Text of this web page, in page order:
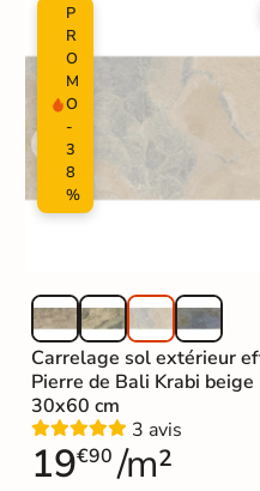
Origine
Type de pose Pose
Catégories
|
P
R
O
M
O
-
3
8
%
Carrelage sol extérieur
Pierre de Bali Krabi beige
30x60 cm
3 avis
19€90 /m²